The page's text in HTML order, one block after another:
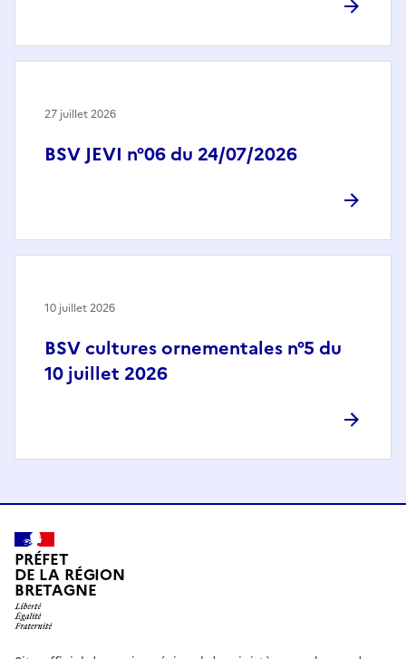
BSV JEVI n°06 du 24/07/2026
27 juillet 2026
BSV cultures ornementales n°5 du
10 juillet 2026
10 juillet 2026
PRÉFET
DE LA RÉGION
BRETAGNE